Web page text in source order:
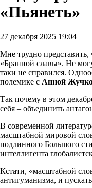
«Пьянеть»
27 декабря 2025 19:04
Мне трудно представить,
«Бранной славы». Не
таки не справился.
полемике с Анной
Так почему в этом
себя – объединить
В современной
масштабной мировой
подлинного Большого
интеллигента
Кстати, «масштабной
антигуманизма, и